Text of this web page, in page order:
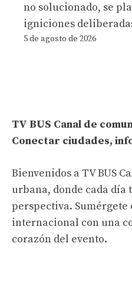
no solucionado, se
igniciones
5 de agosto de 2026
TV BUS Canal de
Conectar ciudades,
Bienvenidos a TV BUS
urbana, donde cada día
perspectiva.
internacional con una
corazón del evento.